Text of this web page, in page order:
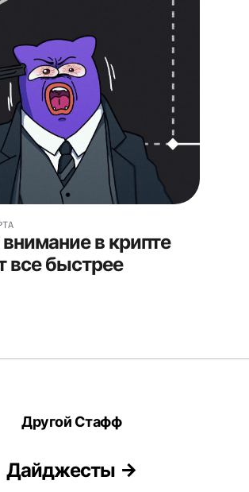
в крипте
все быстрее
Другой Стафф
Дайджесты